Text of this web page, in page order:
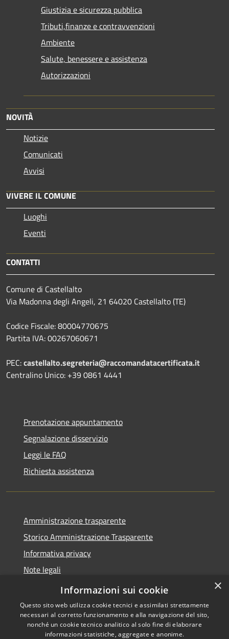
Giustizia e sicurezza pubblica
Tributi,finanze e contravvenzioni
Ambiente
Salute, benessere e assistenza
Autorizzazioni
NOVITÀ
Notizie
Comunicati
Avvisi
VIVERE IL COMUNE
Luoghi
Eventi
CONTATTI
Comune di Castellalto
Via Madonna degli Angeli, 21 64020 Castellalto (TE)
Codice Fiscale: 80004770675
Partita IVA: 00267060671
PEC:castellalto.segreteria@raccomandatacertificata.it
Centralino Unico: +39 0861 4441
Prenotazione appuntamento
Segnalazione disservizio
Leggi le FAQ
Richiesta assistenza
Amministrazione trasparente
Storico Amministrazione Trasparente
Informativa privacy
Note legali
Dichiarazione di accessibilità
×
Informazioni sui cookie
Questo sito web utilizza cookie tecnici e assimilati strettamente
necessari al corretto funzionamento e alla navigazione del sito,
nonché un cookie tecnico analitico al solo fine di elaborare
informazioni statistiche, aggregate e anonime.